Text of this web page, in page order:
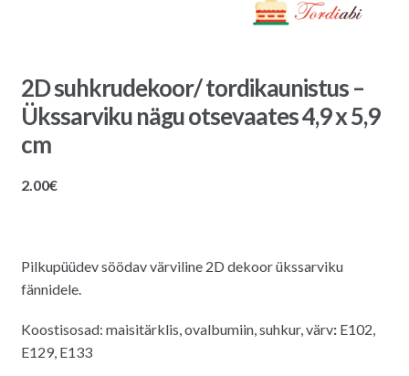
2D suhkrudekoor/ tordikaunistus –
Ükssarviku nägu otsevaates 4,9 x 5,9
cm
2.00€
Pilkupüüdev söödav värviline 2D dekoor ükssarviku
fännidele.
Koostisosad: maisitärklis, ovalbumiin, suhkur, värv:E102,
E129, E133